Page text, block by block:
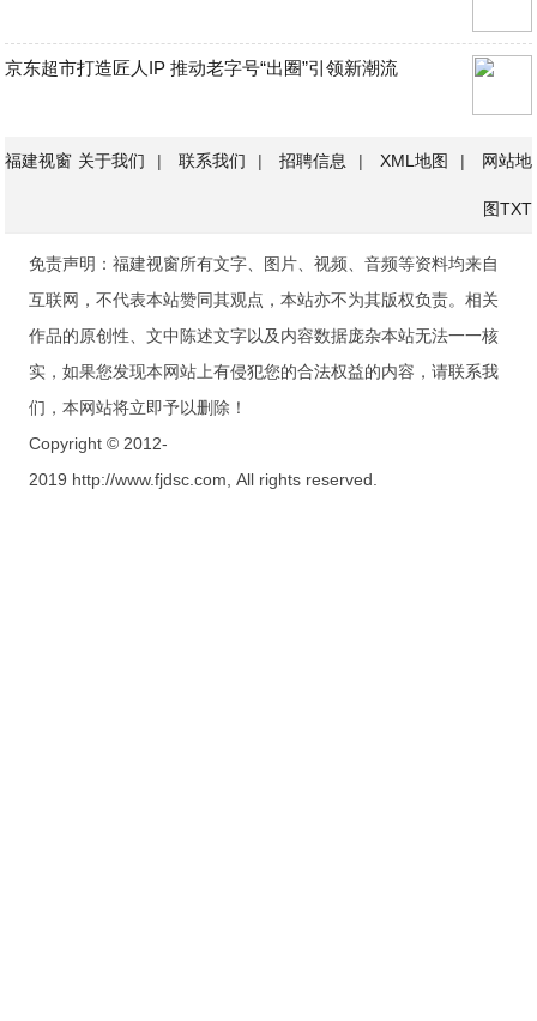
京东超市打造匠人IP 推动老字号“出圈”引领新潮流
福建视窗 关于我们 | 联系我们 | 招聘信息 | XML地图 | 网站地
图TXT
免责声明：福建视窗所有文字、图片、视频、音频等资料均来自
互联网，不代表本站赞同其观点，本站亦不为其版权负责。相关
作品的原创性、文中陈述文字以及内容数据庞杂本站无法一一核
实，如果您发现本网站上有侵犯您的合法权益的内容，请联系我
们，本网站将立即予以删除！
Copyright © 2012-
2019 http://www.fjdsc.com, All rights reserved.